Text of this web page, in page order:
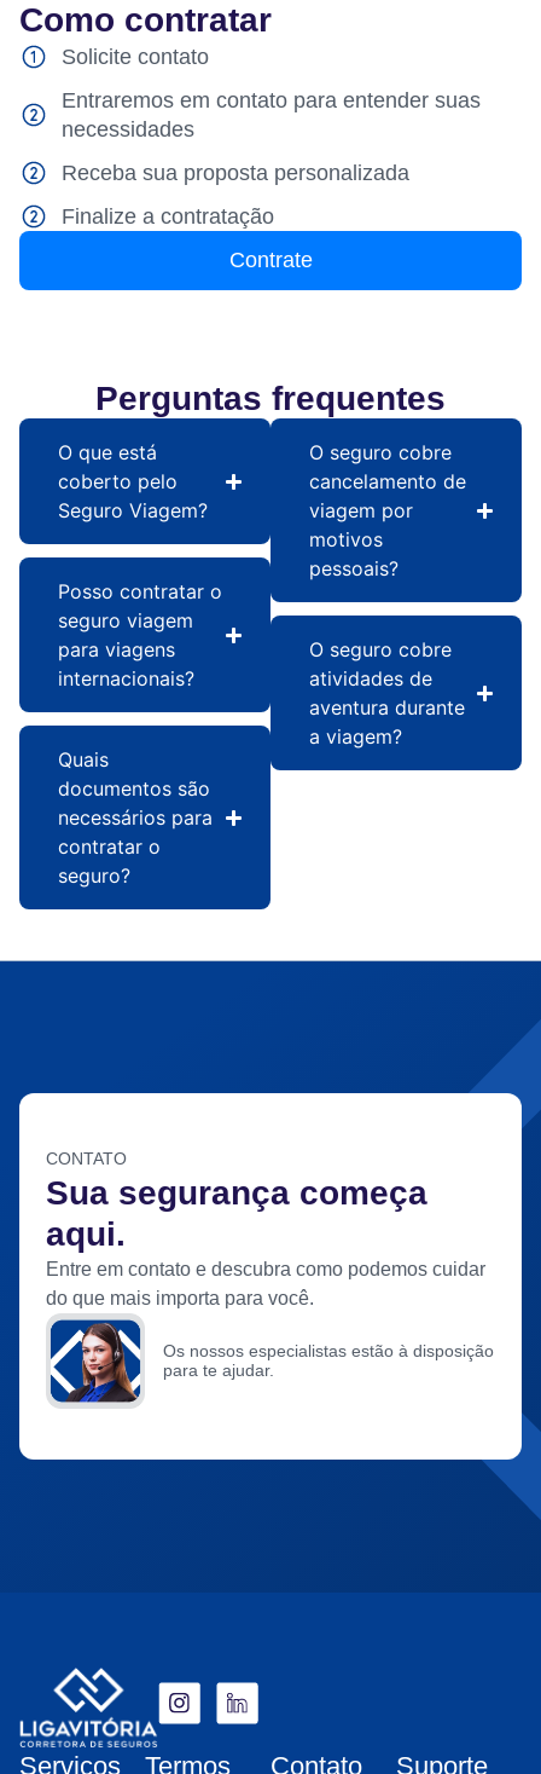
Como contratar
Solicite contato
Entraremos em contato para entender suas
necessidades
Receba sua proposta personalizada
Finalize a contratação
Contrate
Perguntas frequentes
O que está
coberto pelo
Seguro Viagem?
Posso contratar o
seguro viagem
para viagens
internacionais?
Quais
documentos são
necessários para
contratar o
seguro?
O seguro cobre
cancelamento de
viagem por
motivos
pessoais?
O seguro cobre
atividades de
aventura durante
a viagem?
CONTATO
Sua segurança começa
aqui.
Entre em contato e descubra como podemos cuidar
do que mais importa para você.
Os nossos especialistas estão à disposição
para te ajudar.
Serviços Termos Contato Suporte